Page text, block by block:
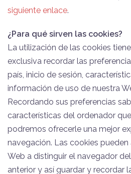
siguiente enlace.
¿Para qué sirven las cookies?
La utilización de las cookies
exclusiva recordar las
país, inicio de sesión,
información de uso de nuestra
Recordando sus preferencias
características del ordenador
podremos ofrecerle una mejor
navegación. Las cookies
Web a distinguir el navegador
anterior y así guardar y recordar